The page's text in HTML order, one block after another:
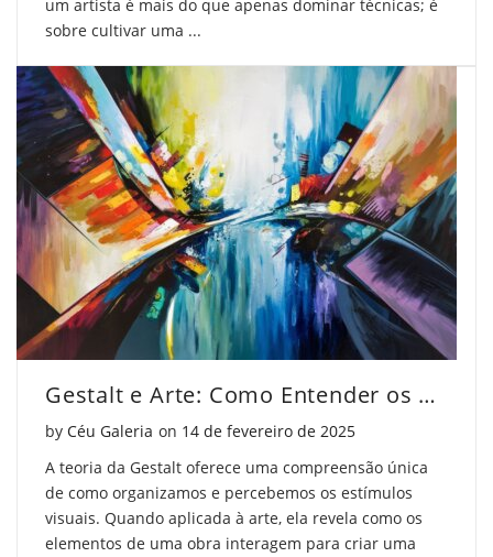
um artista é mais do que apenas dominar técnicas; é
sobre cultivar uma ...
Gestalt e Arte: Como Entender os Princípios Visuais
by Céu Galeria on Posted on
14 de fevereiro de 2025
A teoria da Gestalt oferece uma compreensão única
de como organizamos e percebemos os estímulos
visuais. Quando aplicada à arte, ela revela como os
elementos de uma obra interagem para criar uma